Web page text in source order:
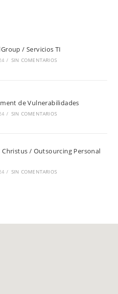
/ Servicios TI
/ SIN COMENTARIOS
de Vulnerabilidades
/ SIN COMENTARIOS
Christus / Outsourcing Personal
/ SIN COMENTARIOS